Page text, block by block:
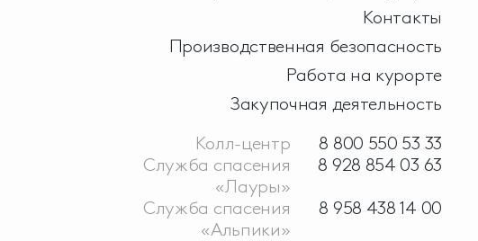
Контакты
Производственная безопасность
Работа на курорте
Закупочная деятельность
Колл-центр
8 800 550 53 33
Служба спасения
«Лауры»
8 928 854 03 63
Служба спасения
«Альпики»
8 958 438 14 00